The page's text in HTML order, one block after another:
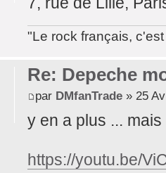
"Le rock français,
Re: Depeche
par DMfanTrade» 25
y en a plus ...
https://youtu.be/